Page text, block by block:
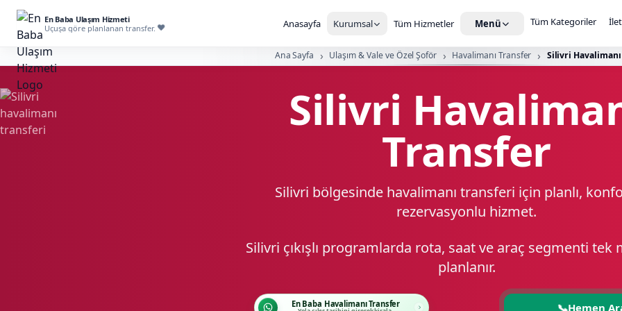
En Baba Ulaşım Hizmeti
Uçuşa göre planlanan transfer.
Anasayfa Kurumsal Tüm Hizmetler Menü Tüm Kategoriler
Ana Sayfa Ulaşım & Vale ve Özel Şoför Havalimanı Transfer Silivri
Silivri
Transfer
Silivri bölgesinde havalimanı transferi için planlı,
rezervasyonlu hizmet.
Silivri çıkışlı programlarda rota, saat ve araç segmenti tek
planlanır.
En Baba Havalimanı Transfer 📞Hemen